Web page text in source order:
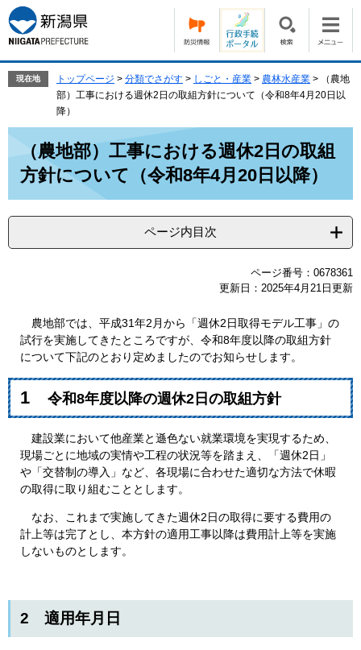
ー
ジ
の
す。
ニ
ュ
ー
し
現在地 トップページ > 分類でさがす > しごと・産業 > 農林水産業 >
（農地
部）工事における週休2日の取組方針について（令和8年4月20日以
降）
（農地部）工事における週休2日の取組
方針について（令和8年4月20日以降）
ページ内目次
ページ番号：0678361
更新日：2025年4月21日更新
農地部では、平成31年2月から「週休2日取得モデル工事」の
試行を実施してきたところですが、令和8年度以降の取組方針
について下記のとおり定めましたのでお知らせします。
1 令和8年度以降の週休2日の取組方針​
​ 建設業において他産業と遜色ない就業環境を実現するため、
現場ごとに地域の実情や工程の状況等を踏まえ、「週休2日」
や「交替制の導入」など、各現場に合わせた適切な方法で休暇
の取得に取り組むこととします。
なお、これまで実施してきた週休2日の取得に要する費用の
計上等は完了とし、本方針の適用工事以降は費用計上等を実施
しないものとします。
2 適用年月日